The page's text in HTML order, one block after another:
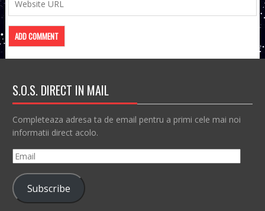
S.O.S. DIRECT IN MAIL
Completeaza adresa ta de email pentru a primi cele mai noi
informatii direct acolo.
Email
Subscribe